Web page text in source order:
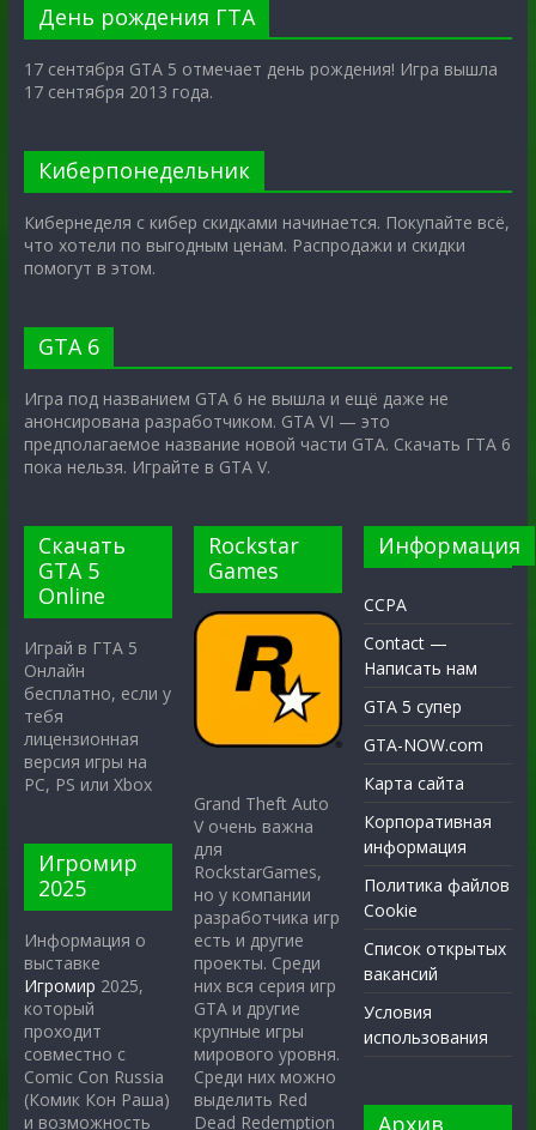
День рождения ГТА
17 сентября GTA 5 отмечает день рождения! Игра вышла
17 сентября 2013 года.
Киберпонедельник
Кибернеделя с кибер скидками начинается. Покупайте всё,
что хотели по выгодным ценам. Распродажи и скидки
помогут в этом.
GTA 6
Игра под названием GTA 6 не вышла и ещё даже не
анонсирована разработчиком. GTA VI — это
предполагаемое название новой части GTA. Скачать ГТА 6
пока нельзя. Играйте в GTA V.
Скачать
GTA 5
Online
Играй в ГТА 5
Онлайн
бесплатно, если у
тебя
лицензионная
версия игры на
PC, PS или Xbox
Игромир
2025
Информация о
выставке
Игромир 2025,
который
проходит
совместно с
Comic Con Russia
(Комик Кон Раша)
и возможность
Rockstar
Games
Grand Theft Auto
V очень важна
для
RockstarGames,
но у компании
разработчика игр
есть и другие
проекты. Среди
них вся серия игр
GTA и другие
крупные игры
мирового уровня.
Среди них можно
выделить Red
Dead Redemption
Информация
CCPA
Contact —
Написать нам
GTA 5 супер
GTA-NOW.com
Карта сайта
Корпоративная
информация
Политика файлов
Cookie
Список открытых
вакансий
Условия
использования
Архив